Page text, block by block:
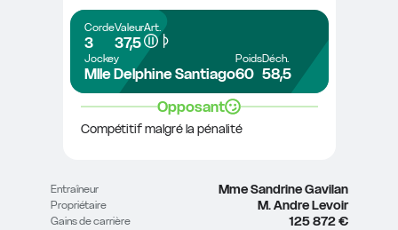
Corde
3
Valeur
37,5
Art.
Jockey
Mlle Delphine Santiago
Poids
60
Déch.
58,5
Opposant
Compétitif malgré la pénalité
Entraîneur Mme Sandrine Gavilan
Propriétaire M. Andre Levoir
Gains de carrière 125 872 €